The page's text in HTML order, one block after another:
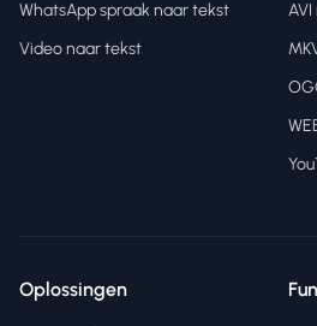
WhatsApp spraak naar tekst
Video naar tekst
Oplossingen